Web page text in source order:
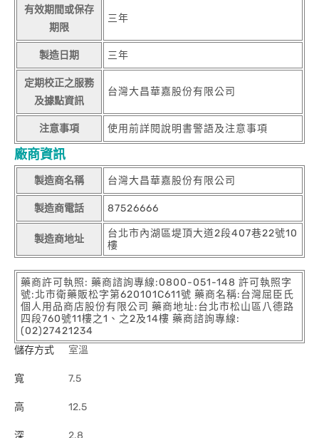
有效期間或保存
期限
三年
製造日期 三年
定期校正之服務
及據點資訊
台灣大昌華嘉股份有限公司
注意事項 使用前詳閱說明書警語及注意事項
廠商資訊
製造商名稱 台灣大昌華嘉股份有限公司
製造商電話 87526666
製造商地址
台北市內湖區堤頂大道2段407巷22號10
樓
藥商許可執照: 藥商諮詢專線:0800-051-148 許可執照字
號:北市衛藥販松字第620101C611號 藥商名稱:台灣屈臣氏
個人用品商店股份有限公司 藥商地址:台北市松山區八德路
四段760號11樓之1、之2及14樓 藥商諮詢專線:
(02)27421234
儲存方式
室溫
寬 7.5
高 12.5
深 2.8